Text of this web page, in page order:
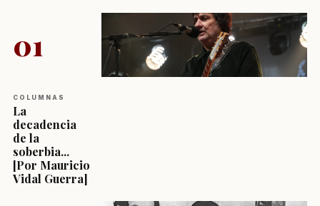
01
COLUMNAS
La
decadencia
de la
soberbia...
[Por Mauricio
Vidal Guerra]